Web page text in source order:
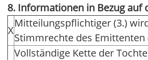
8. Informationen in Bezug
X
Mitteilungspflichtiger (3.)
Stimmrechte des
Vollständige Kette der